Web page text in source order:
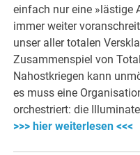
einfach nur eine »lästige
immer weiter
unser aller totalen
Zusammenspiel von
Nahostkriegen kann
es muss eine
orchestriert: die
>>> hier weiterlesen <<<